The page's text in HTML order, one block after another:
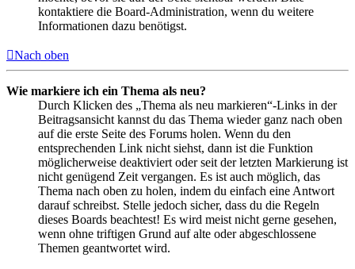
kontaktiere die Board-Administration, wenn du weitere
Informationen dazu benötigst.
Nach oben
Wie markiere ich ein Thema als neu?
Durch Klicken des „Thema als neu markieren“-Links in der
Beitragsansicht kannst du das Thema wieder ganz nach oben
auf die erste Seite des Forums holen. Wenn du den
entsprechenden Link nicht siehst, dann ist die Funktion
möglicherweise deaktiviert oder seit der letzten Markierung ist
nicht genügend Zeit vergangen. Es ist auch möglich, das
Thema nach oben zu holen, indem du einfach eine Antwort
darauf schreibst. Stelle jedoch sicher, dass du die Regeln
dieses Boards beachtest! Es wird meist nicht gerne gesehen,
wenn ohne triftigen Grund auf alte oder abgeschlossene
Themen geantwortet wird.